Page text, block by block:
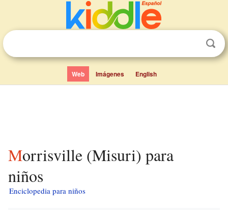
Web Imágenes English
Morrisville (Misuri) para
niños
Enciclopedia para niños